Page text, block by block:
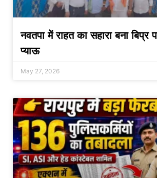
नवतपा में राहत का सहारा बना बिप्र
प्याऊ
May 27, 2026